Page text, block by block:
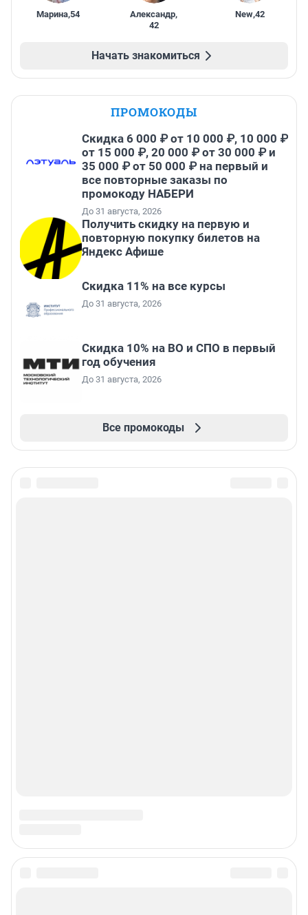
Марина,54 Александр,
42
New,42
Начать знакомиться
ПРОМОКОДЫ
Скидка 6 000 ₽ от 10 000 ₽, 10 000 ₽
от 15 000 ₽, 20 000 ₽ от 30 000 ₽ и
35 000 ₽ от 50 000 ₽ на первый и
все повторные заказы по
промокоду НАБЕРИ
До 31 августа, 2026
Получить скидку на первую и
повторную покупку билетов на
Яндекс Афише
Скидка 11% на все курсы
До 31 августа, 2026
Скидка 10% на ВО и СПО в первый
год обучения
До 31 августа, 2026
Все промокоды